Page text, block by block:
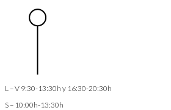
L – V 9:30-13:30h y 16:30-20:30h
S – 10:00h-13:30h